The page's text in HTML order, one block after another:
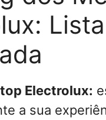
Electrolux:
a sua